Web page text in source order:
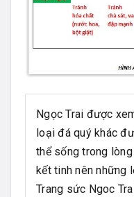
Ngọc Trai được
loại đá quý khác
thể sống trong
kết tinh nên những
Trang sức Ngoc